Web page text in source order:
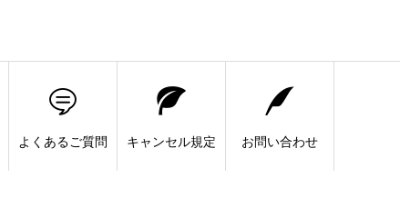
よくあるご質問 キャンセル規定 お問い合わせ